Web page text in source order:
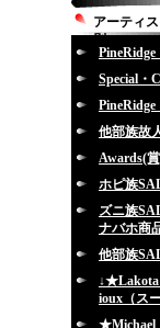
アーティ
別
Special・
他部族故
Awards(
ホピ族
ズニ族
ナバホ商
他部族
↓★Lakota
ioux（ス
★Michael